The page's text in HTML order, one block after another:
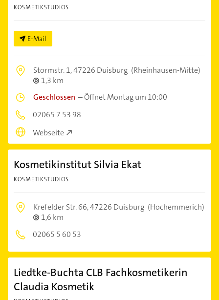
KOSMETIKSTUDIOS
E-Mail
Stormstr. 1,47226 Duisburg (Rheinhausen-Mitte)
1,3 km
Geschlossen –Öffnet Montag um 10:00
02065 7 53 98
Webseite
Kosmetikinstitut Silvia Ekat
KOSMETIKSTUDIOS
Krefelder Str. 66,47226 Duisburg (Hochemmerich)
1,6 km
02065 5 60 53
Liedtke-Buchta CLB Fachkosmetikerin
Claudia Kosmetik